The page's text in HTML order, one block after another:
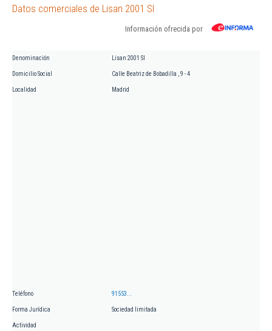
Datos comerciales de Lisan 2001 Sl
Información ofrecida por
Denominación Lisan 2001 Sl
Domicilio Social Calle Beatriz de Bobadilla , 9 - 4
Localidad Madrid
Teléfono 91553...
Forma Jurídica Sociedad limitada
Actividad